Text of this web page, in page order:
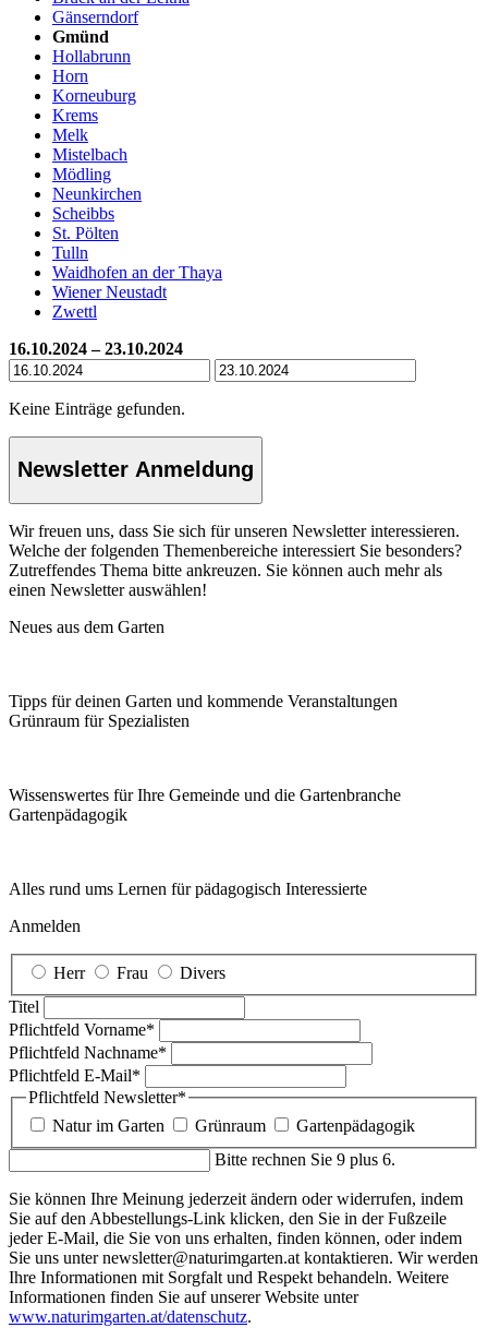
Gänserndorf
Gmünd
Hollabrunn
Horn
Korneuburg
Krems
Melk
Mistelbach
Mödling
Neunkirchen
Scheibbs
St. Pölten
Tulln
Waidhofen an der Thaya
Wiener Neustadt
Zwettl
16.10.2024 – 23.10.2024
Keine Einträge gefunden.
Newsletter Anmeldung
Wir freuen uns, dass Sie sich für unseren Newsletter interessieren.
Welche der folgenden Themenbereiche interessiert Sie besonders?
Zutreffendes Thema bitte ankreuzen. Sie können auch mehr als
einen Newsletter auswählen!
Neues aus dem Garten
Tipps für deinen Garten und kommende Veranstaltungen
Grünraum für Spezialisten
Wissenswertes für Ihre Gemeinde und die Gartenbranche
Garten­pädagogik
Alles rund ums Lernen für pädagogisch Interessierte
Anmelden
Herr Frau
Divers
Titel
Pflichtfeld Vorname*
Pflichtfeld Nachname*
Pflichtfeld E-Mail*
Pflichtfeld Newsletter*
Natur im Garten
Grünraum
Gartenpädagogik
Bitte rechnen Sie 9 plus 6.
Sie können Ihre Meinung jederzeit ändern oder widerrufen, indem
Sie auf den Abbestellungs-Link klicken, den Sie in der Fußzeile
jeder E-Mail, die Sie von uns erhalten, finden können, oder indem
Sie uns unter newsletter@naturimgarten.at kontaktieren. Wir werden
Ihre Informationen mit Sorgfalt und Respekt behandeln. Weitere
Informationen finden Sie auf unserer Website unter
www.naturimgarten.at/datenschutz.